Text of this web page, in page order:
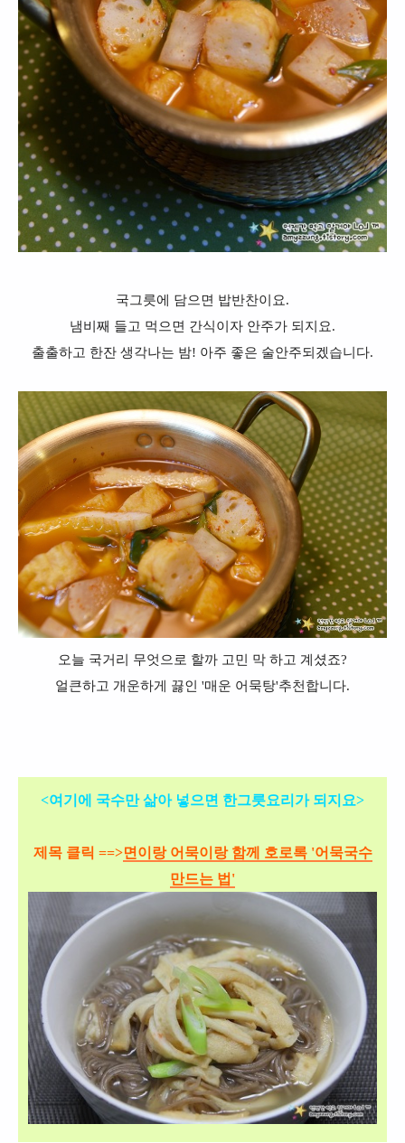
국그릇에 담으면 밥반찬이요.
냄비째 들고 먹으면 간식이자 안주가 되지요.
출출하고 한잔 생각나는 밤! 아주 좋은 술안주되겠습니다.
오늘 국거리 무엇으로 할까 고민 막 하고 계셨죠?
얼큰하고 개운하게 끓인 '매운 어묵탕'추천합니다.
<여기에 국수만 삶아 넣으면 한그릇요리가 되지요>
제목 클릭 ==>면이랑 어묵이랑 함께 호로록 '어묵국수
만드는 법'